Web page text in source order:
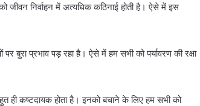
निर्वाहन में अत्यधिक कठिनाई होती है। ऐसे में इस
बुरा प्रभाव पड़ रहा है। ऐसे में हम सभी को पर्यावरण की रक्षा
ही कष्टदायक होता है। इनको बचाने के लिए हम सभी को